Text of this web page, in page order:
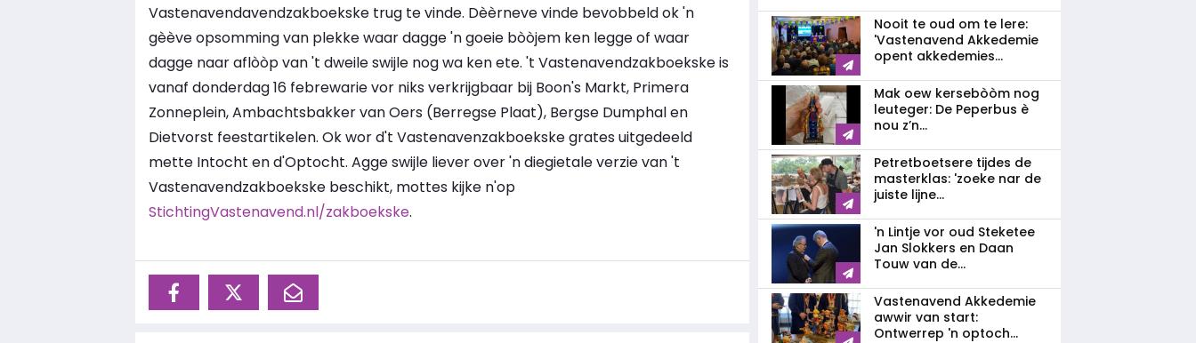
Vastenavendavend­zakboekske trug te vinde. Dèèrneve vinde bevobbeld ok 'n
gèève opsomming van plekke waar dagge 'n goeie bòòjem ken legge of waar
dagge naar aflòòp van 't dweile swijle nog wa ken ete. 't Vastenavend­zak­boekske is
vanaf donderdag 16 febrewarie vor niks verkrijgbaar bij Boon's Markt, Primera
Zonneplein, Ambachtsbakker van Oers (Berregse Plaat), Bergse Dumphal en
Dietvorst feestartikelen. Ok wor d't Vastenavenzakboekske grates uitgedeeld
mette Intocht en d'Optocht. Agge swijle liever over 'n diegietale verzie van 't
Vastenavendzakboekske beschikt, mottes kijke n'op
StichtingVastenavend.nl/zakboekske.
Nooit te oud om te lere:
'Vastenavend Akkedemie
opent akkedemies...
Mak oew kersebòòm nog
leuteger: De Peperbus è
nou z’n...
Petretboetsere tijdes de
masterklas: 'zoeke nar de
juiste lijne...
'n Lintje vor oud Steketee
Jan Slokkers en Daan
Touw van de...
Vastenavend Akkedemie
awwir van start:
Ontwerrep 'n optoch...